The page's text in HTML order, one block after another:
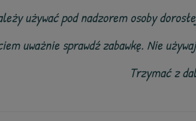
używać pod nadzorem osoby
uważnie sprawdź zabawkę. Nie
Trzymać z